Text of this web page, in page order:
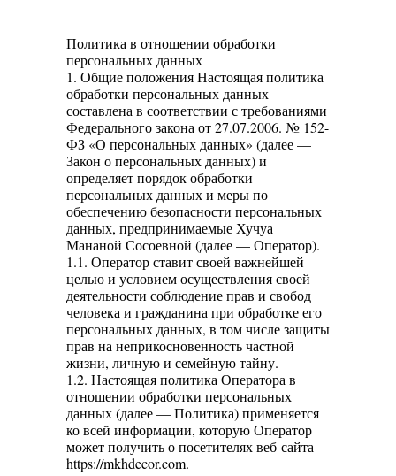
Политика в отношении обработки
персональных данных
1. Общие положения Настоящая политика
обработки персональных данных
составлена в соответствии с требованиями
Федерального закона от 27.07.2006. № 152-
ФЗ «О персональных данных» (далее —
Закон о персональных данных) и
определяет порядок обработки
персональных данных и меры по
обеспечению безопасности персональных
данных, предпринимаемые Хучуа
Мананой Сосоевной (далее — Оператор).
1.1. Оператор ставит своей важнейшей
целью и условием осуществления своей
деятельности соблюдение прав и свобод
человека и гражданина при обработке его
персональных данных, в том числе защиты
прав на неприкосновенность частной
жизни, личную и семейную тайну.
1.2. Настоящая политика Оператора в
отношении обработки персональных
данных (далее — Политика) применяется
ко всей информации, которую Оператор
может получить о посетителях веб-сайта
https://mkhdecor.com.